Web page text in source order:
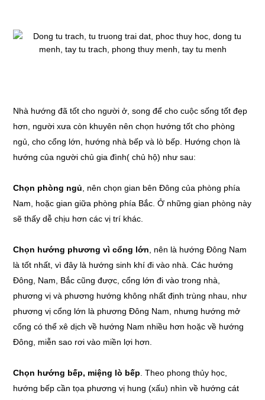
Nhà hướng đã tốt cho người ở, song để cho cuộc sống tốt đẹp
hơn, người xưa còn khuyên nên chọn hướng tốt cho phòng
ngủ, cho cổng lớn, hướng nhà bếp và lò bếp. Hướng chọn là
hướng của người chủ gia đình( chủ hộ) như sau:
Chọn phòng ngủ , nên chọn gian bên Đông của phòng phía
Nam, hoặc gian giữa phòng phía Bắc. Ở những gian phòng này
sẽ thấy dễ chịu hơn các vị trí khác.
Chọn hướng phương vì cổng lớn , nên là hướng Đông Nam
là tốt nhất, vì đây là hướng sinh khí đi vào nhà. Các hướng
Đông, Nam, Bắc cũng được, cổng lớn đi vào trong nhà,
phương vị và phương hướng không nhất định trùng nhau, như
phương vị cổng lớn là phương Đông Nam, nhưng hướng mở
cổng có thể xê dịch về hướng Nam nhiều hơn hoặc về hướng
Đông, miễn sao rơi vào miền lợi hơn.
Chọn hướng bếp, miệng lò bếp . Theo phong thủy học,
hướng bếp cần tọa phương vị hung (xấu) nhìn về hướng cát